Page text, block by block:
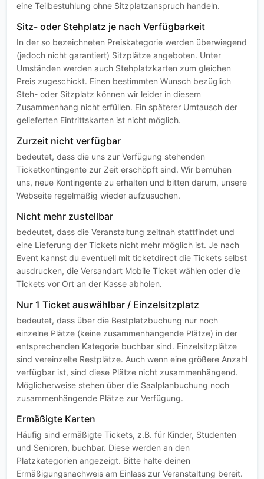
eine Teilbestuhlung ohne Sitzplatzanspruch handeln.
Sitz- oder Stehplatz je nach Verfügbarkeit
In der so bezeichneten Preiskategorie werden überwiegend
(jedoch nicht garantiert) Sitzplätze angeboten. Unter
Umständen werden auch Stehplatzkarten zum gleichen
Preis zugeschickt. Einen bestimmten Wunsch bezüglich
Steh- oder Sitzplatz können wir leider in diesem
Zusammenhang nicht erfüllen. Ein späterer Umtausch der
gelieferten Eintrittskarten ist nicht möglich.
Zurzeit nicht verfügbar
bedeutet, dass die uns zur Verfügung stehenden
Ticketkontingente zur Zeit erschöpft sind. Wir bemühen
uns, neue Kontingente zu erhalten und bitten darum, unsere
Webseite regelmäßig wieder aufzusuchen.
Nicht mehr zustellbar
bedeutet, dass die Veranstaltung zeitnah stattfindet und
eine Lieferung der Tickets nicht mehr möglich ist. Je nach
Event kannst du eventuell mit ticketdirect die Tickets selbst
ausdrucken, die Versandart Mobile Ticket wählen oder die
Tickets vor Ort an der Kasse abholen.
Nur 1 Ticket auswählbar / Einzelsitzplatz
bedeutet, dass über die Bestplatzbuchung nur noch
einzelne Plätze (keine zusammenhängende Plätze) in der
entsprechenden Kategorie buchbar sind. Einzelsitzplätze
sind vereinzelte Restplätze. Auch wenn eine größere Anzahl
verfügbar ist, sind diese Plätze nicht zusammenhängend.
Möglicherweise stehen über die Saalplanbuchung noch
zusammenhängende Plätze zur Verfügung.
Ermäßigte Karten
Häufig sind ermäßigte Tickets, z.B. für Kinder, Studenten
und Senioren, buchbar. Diese werden an den
Platzkategorien angezeigt. Bitte halte deinen
Ermäßigungsnachweis am Einlass zur Veranstaltung bereit.